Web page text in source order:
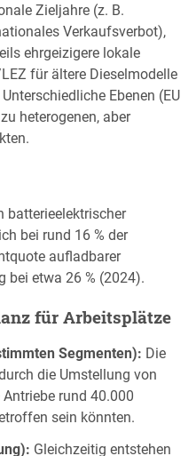
Zieljahre (z. B.
Verkaufsverbot),
ehrgeizigere lokale
für ältere Dieselmodelle
Ebenen (EU
heterogenen, aber
batterieelektrischer
bei rund 16 % der
aufladbarer
bei etwa 26 % (2024).
für Arbeitsplätze
Segmenten): Die
die Umstellung von
rund 40.000
sein könnten.
Gleichzeitig entstehen